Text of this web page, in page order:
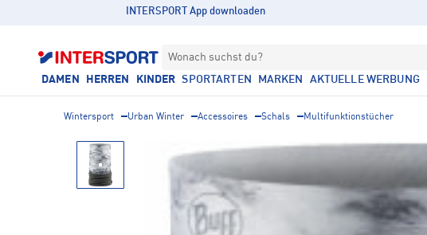
INTERSPORT App downloaden
Wonach suchst du?
DAMEN HERREN KINDER SPORTARTEN MARKEN AKTUELLE WERBUNG
Wintersport Urban Winter Accessoires Schals Multifunktionstücher